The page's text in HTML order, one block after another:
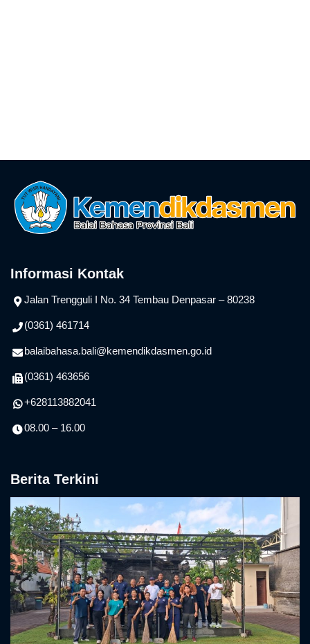
Informasi Kontak
Jalan Trengguli I No. 34 Tembau Denpasar – 80238
(0361) 461714
balaibahasa.bali@kemendikdasmen.go.id
(0361) 463656
+628113882041
08.00 – 16.00
Berita Terkini